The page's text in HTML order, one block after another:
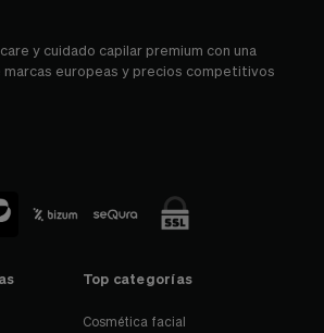
y cuidado capilar premium con una
marcas europeas y precios competitivos
Top categorías
Cosmética facial